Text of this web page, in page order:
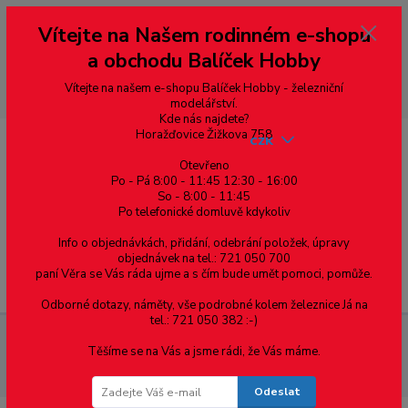
--- pro zákazníky ze Slovenska a jiných zemí, pokud chcete platit v eurech
přepněte si e-shop na euro 💶 pro přepočet měny - pravý horní roh ---
dobírky – pokud si z nějakého důvodu zásilku nevyzvednete, bude po
domluvě zaslána znovu s opětovnou platbou za poštovné, v opačném
případě bude zrušena a účet přidán na blacklist a rušeny následující
objednávky.
Menu
CZK
šrouby a matice
DIN 125A podložka plochá, ocel 140HV, bez úpravy,
Vítejte na Našem rodinném e-shopu
a obchodu Balíček Hobby
Vítejte na našem e-shopu Balíček Hobby - železniční
modelářství.
Kde nás najdete?
Horažďovice Žižkova 758
Otevřeno
Po - Pá 8:00 - 11:45 12:30 - 16:00
So - 8:00 - 11:45
Po telefonické domluvě kdykoliv
Info o objednávkách, přidání, odebrání položek, úpravy
objednávek na tel.: 721 050 700
paní Věra se Vás ráda ujme a s čím bude umět pomoci, pomůže.
Odborné dotazy, náměty, vše podrobné kolem železnice Já na
tel.: 721 050 382 :-)
Těšíme se na Vás a jsme rádi, že Vás máme.
Odeslat